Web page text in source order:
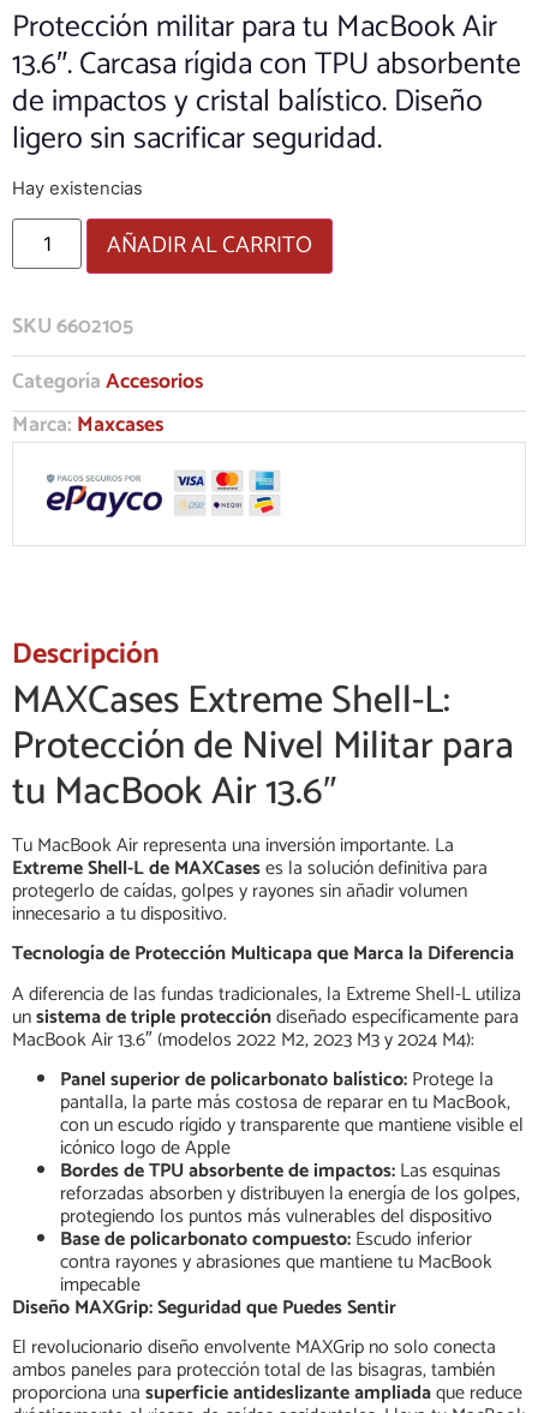
Protección militar para tu MacBook Air
13.6″. Carcasa rígida con TPU absorbente
de impactos y cristal balístico. Diseño
ligero sin sacrificar seguridad.
Hay existencias
AÑADIR AL CARRITO
SKU6602105
CategoríaAccesorios
Marca: Maxcases
Descripción
MAXCases Extreme Shell-L:
Protección de Nivel Militar para
tu MacBook Air 13.6″
Tu MacBook Air representa una inversión importante. La
Extreme Shell-L de MAXCaseses la solución definitiva para
protegerlo de caídas, golpes y rayones sin añadir volumen
innecesario a tu dispositivo.
Tecnología de Protección Multicapa que Marca la Diferencia
A diferencia de las fundas tradicionales, la Extreme Shell-L utiliza
unsistema de triple proteccióndiseñado específicamente para
MacBook Air 13.6″ (modelos 2022 M2, 2023 M3 y 2024 M4):
Panel superior de policarbonato balístico:Protege la
pantalla, la parte más costosa de reparar en tu MacBook,
con un escudo rígido y transparente que mantiene visible el
icónico logo de Apple
Bordes de TPU absorbente de impactos:Las esquinas
reforzadas absorben y distribuyen la energía de los golpes,
protegiendo los puntos más vulnerables del dispositivo
Base de policarbonato compuesto:Escudo inferior
contra rayones y abrasiones que mantiene tu MacBook
impecable
Diseño MAXGrip: Seguridad que Puedes Sentir
El revolucionario diseño envolvente MAXGrip no solo conecta
ambos paneles para protección total de las bisagras, también
proporciona unasuperficie antideslizante ampliadaque reduce